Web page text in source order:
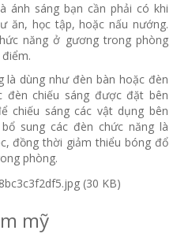
ánh sáng bạn cần phải có khi
ăn, học tập, hoặc nấu nướng.
năng ở gương trong phòng
là dùng như đèn bàn hoặc đèn
đèn chiếu sáng được đặt bên
chiếu sáng các vật dụng bên
sung các đèn chức năng là
đồng thời giảm thiểu bóng đổ
phòng.
mỹ